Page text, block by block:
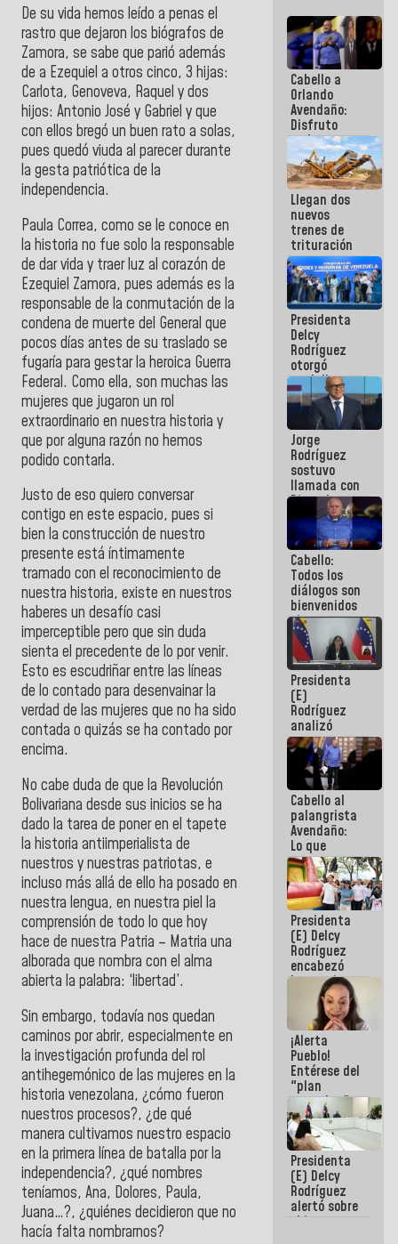
De su vida hemos leído a penas el
rastro que dejaron los biógrafos de
Zamora, se sabe que parió además
de a Ezequiel a otros cinco, 3 hijas:
Carlota, Genoveva, Raquel y dos
hijos: Antonio José y Gabriel y que
con ellos bregó un buen rato a solas,
pues quedó viuda al parecer durante
la gesta patriótica de la
independencia.
Paula Correa, como se le conoce en
la historia no fue solo la responsable
de dar vida y traer luz al corazón de
Ezequiel Zamora, pues además es la
responsable de la conmutación de la
condena de muerte del General que
pocos días antes de su traslado se
fugaría para gestar la heroica Guerra
Federal. Como ella, son muchas las
mujeres que jugaron un rol
extraordinario en nuestra historia y
que por alguna razón no hemos
podido contarla.
Justo de eso quiero conversar
contigo en este espacio, pues si
bien la construcción de nuestro
presente está íntimamente
tramado con el reconocimiento de
nuestra historia, existe en nuestros
haberes un desafío casi
imperceptible pero que sin duda
sienta el precedente de lo por venir.
Esto es escudriñar entre las líneas
de lo contado para desenvainar la
verdad de las mujeres que no ha sido
contada o quizás se ha contado por
encima.
No cabe duda de que la Revolución
Bolivariana desde sus inicios se ha
dado la tarea de poner en el tapete
la historia antiimperialista de
nuestros y nuestras patriotas, e
incluso más allá de ello ha posado en
nuestra lengua, en nuestra piel la
comprensión de todo lo que hoy
hace de nuestra Patria – Matria una
alborada que nombra con el alma
abierta la palabra: ‘libertad’.
Sin embargo, todavía nos quedan
caminos por abrir, especialmente en
la investigación profunda del rol
antihegemónico de las mujeres en la
historia venezolana, ¿cómo fueron
nuestros procesos?, ¿de qué
manera cultivamos nuestro espacio
en la primera línea de batalla por la
independencia?, ¿qué nombres
teníamos, Ana, Dolores, Paula,
Juana…?, ¿quiénes decidieron que no
hacía falta nombrarnos?
Cabello a
Orlando
Avendaño:
Disfruto
cada vez
que escribes
porque lo
que haces
es
embarrarla
Llegan dos
nuevos
trenes de
trituración
para
optimizar
manejo de
escombros
en La Guaira
Presidenta
Delcy
Rodríguez
otorgó
medalla
"Héroe de
Venezuela"
a servidores
públicos
Jorge
Rodríguez
sostuvo
llamada con
Dinorah
Figuera y
acuerdan
primer
encuentro
presencial
para el
diálogo
Cabello:
Todos los
diálogos son
bienvenidos
siempre que
estén en el
marco de la
Constitución
de la
República
Presidenta
(E)
Rodríguez
analizó
junto a
gobernadores
planes de
recuperación
del Sistema
Eléctrico
Nacional
Cabello al
palangrista
Avendaño:
Lo que
vayas a
escribir
hazlo hoy
por que no
sabemos si
la semana
que viene
hay
programa
Presidenta
(E) Delcy
Rodríguez
encabezó
lanzamiento
del Plan
Nacional de
Recreación
Vacacional
¡Alerta
Pueblo!
Entérese del
"plan
enjambre"
de La Sayo
para
sabotear el
diálogo y
promover el
caos
Presidenta
(E) Delcy
Rodríguez
alertó sobre
el impacto